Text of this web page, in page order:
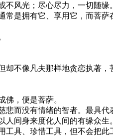
风光；尽心尽力，一切随缘。
拥有它、享用它，而菩萨
像凡夫那样地贪恋执著，
，便是菩萨。
没有情绪的智者。最具代
身来度化人间的有缘众生
具、珍惜工具，但不会把